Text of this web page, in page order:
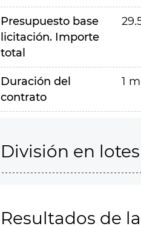
Presupuesto base
licitación. Importe
total
Duración del
contrato
1
División en lotes
Resultados de